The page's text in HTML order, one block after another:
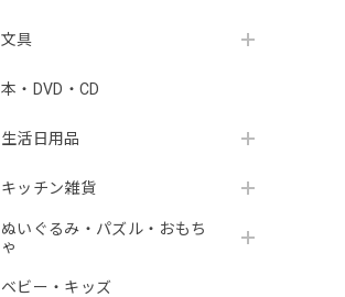
文具
本・DVD・CD
生活日用品
キッチン雑貨
ぬいぐるみ・パズル・おもち
ゃ
ベビー・キッズ